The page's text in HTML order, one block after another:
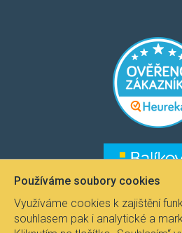
Používáme soubory cookies
Využíváme cookies k zajištění
souhlasem pak i analytické a